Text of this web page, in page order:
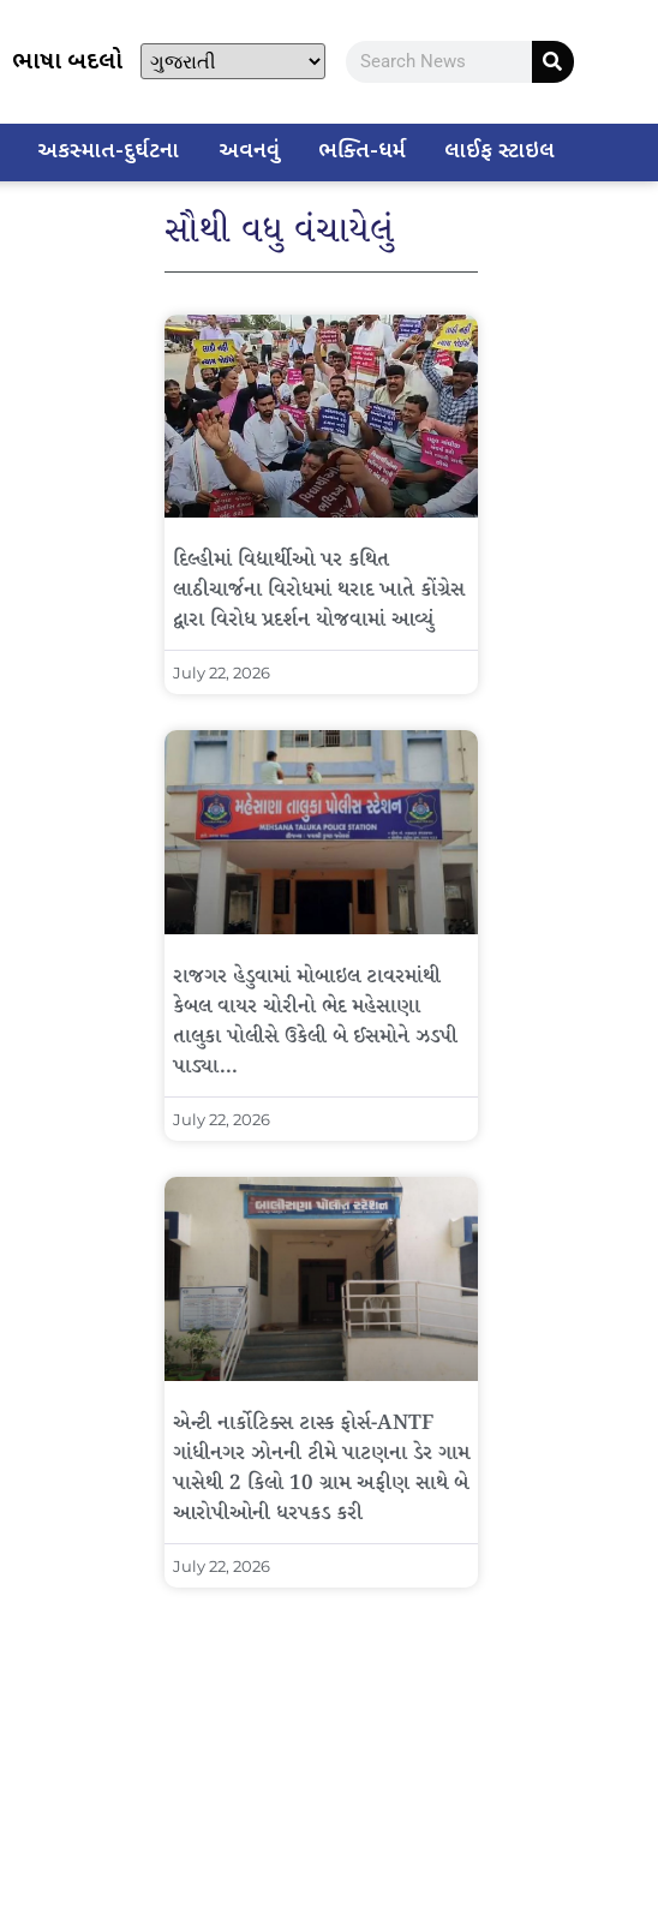
ભાષા બદલો
અકસ્માત-દુર્ઘટના અવનવું ભક્તિ-ધર્મ લાઈફ સ્ટાઇલ
સૌથી વધુ વંચાયેલું
દિલ્હીમાં વિદ્યાર્થીઓ પર કથિત
લાઠીચાર્જના વિરોધમાં થરાદ ખાતે કોંગ્રેસ
દ્વારા વિરોધ પ્રદર્શન યોજવામાં આવ્યું
July 22, 2026
રાજગર હેડુવામાં મોબાઇલ ટાવરમાંથી
કેબલ વાયર ચોરીનો ભેદ મહેસાણા
તાલુકા પોલીસે ઉકેલી બે ઈસમોને ઝડપી
પાડ્યા…
July 22, 2026
એન્ટી નાર્કોટિક્સ ટાસ્ક ફોર્સ-ANTF
ગાંધીનગર ઝોનની ટીમે પાટણના ડેર ગામ
પાસેથી 2 કિલો 10 ગ્રામ અફીણ સાથે બે
આરોપીઓની ધરપકડ કરી
July 22, 2026